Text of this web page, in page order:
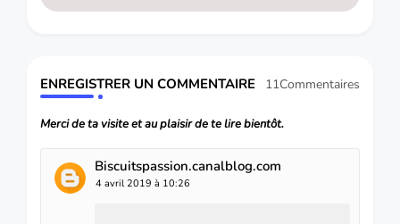
ENREGISTRER UN COMMENTAIRE 11Commentaires
Merci de ta visite et au plaisir de te lire bientôt.
Biscuitspassion.canalblog.com
4 avril 2019 à 10:26